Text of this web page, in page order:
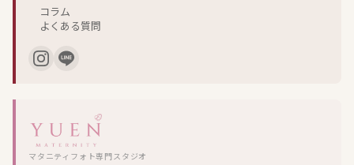
コラム
よくある質問
マタニティフォト専門スタジオ